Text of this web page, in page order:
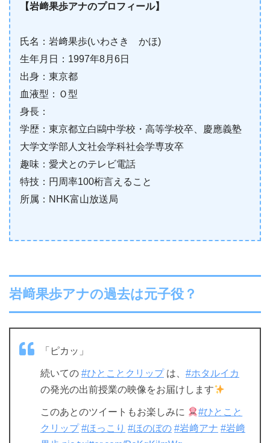
【岩﨑果歩アナのプロフィール】
氏名：岩﨑果歩(いわさき かほ)
生年月日：1997年8月6日
出身：東京都
血液型：Ｏ型
身長：
学歴：東京都立白鷗中学校・高等学校卒、慶應義塾
大学文学部人文社会学科社会学専攻卒
趣味：愛犬とのテレビ電話
特技：円周率100桁言えること
所属：NHK富山放送局
岩﨑果歩アナの過去は元子役？
「ピカッ」
続いての #ひとことクリップは、 #ホタルイカ
の発光の出前授業の映像をお届けします
このあとのツイートもお楽しみに
#ひとこと
クリップ #ほっこり #ほのぼの #岩﨑アナ #岩﨑